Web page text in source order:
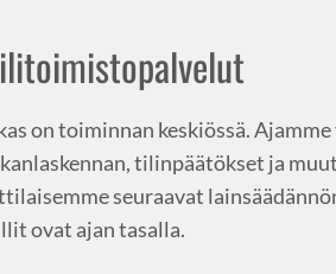
on toiminnan keskiössä.
tilinpäätökset ja
seuraavat
ovat ajan tasalla.